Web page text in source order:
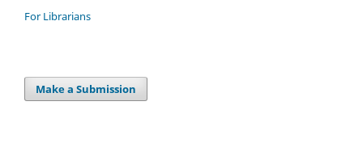
For Librarians
Make a Submission